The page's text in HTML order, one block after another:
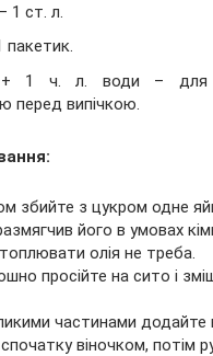
1 ст. л.
пакетик.
1 ч. л. води – для
перед випічкою.
збийте з цукром одне
його в умовах
олія не треба.
просійте на сито і
частинами додайте
віночком, потім